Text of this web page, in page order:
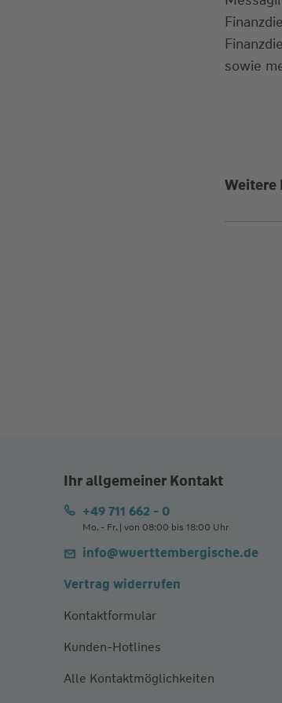
sowie
Ihr allgemeiner Kontakt
+49 711 662 - 0
Mo. - Fr. | von 08:00 bis 18:00 Uhr
info@wuerttembergische.de
Vertrag widerrufen
Kontaktformular
Kunden-Hotlines
Alle Kontaktmöglichkeiten